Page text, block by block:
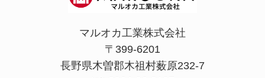
マルオカ工業株式会社
〒399-6201
長野県木曽郡木祖村薮原232-7